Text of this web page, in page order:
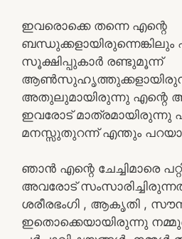
ഇവരൊക്കെ തന്നെ എന്റെ
ബന്ധുക്കളായിരുന്നെങ്കിലും
സൂക്ഷിപ്പുകാർ രണ്ടുമൂന്ന്
അതുലുമായിരുന്നു എന്റെ
ഇവരോട് മാത്രമായിരുന്നു
മനസ്സുതുറന്ന് എന്തും
ഞാൻ എന്റെ ചേച്ചിമാരെ
അവരോട്
ശരീരഭംഗി , ആകൃതി ,
ഇതൊക്കെയായിരുന്നു